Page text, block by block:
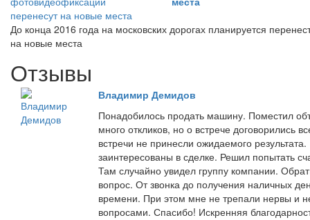
До конца 2016 года на московских дорогах планируется
на новые места
Отзывы
Владимир Демидов
Понадобилось продать машину. Поместил
много откликов, но о встрече договорились
встречи не принесли ожидаемого
заинтересованы в сделке. Решил попытать
Там случайно увидел группу компании.
вопрос. От звонка до получения наличных
времени. При этом мне не трепали нервы и
вопросами. Спасибо! Искренняя